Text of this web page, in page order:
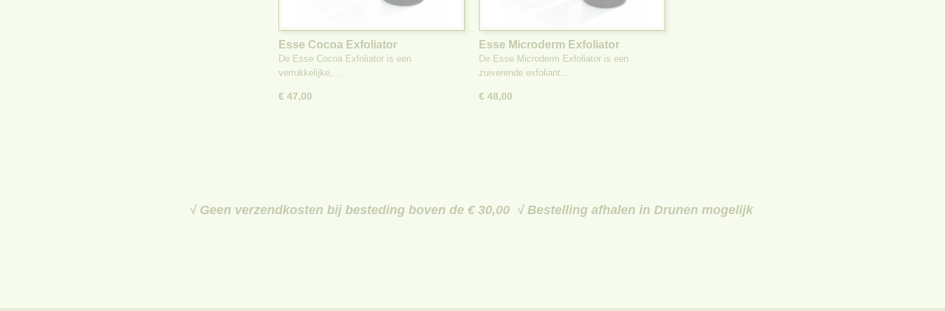
Esse Cocoa Exfoliator
De Esse Cocoa Exfoliator is een
verrukkelijke,…
€ 47,00
Esse Microderm Exfoliator
De Esse Microderm Exfoliator is een
zuiverende exfoliant…
€ 48,00
√ Geen verzendkosten bij besteding boven de € 30,00 √ Bestelling afhalen in Drunen mogelijk